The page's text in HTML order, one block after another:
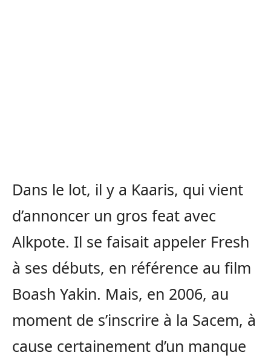
Dans le lot, il y a Kaaris, qui vient
d’annoncer un gros feat avec
Alkpote. Il se faisait appeler Fresh
à ses débuts, en référence au film
Boash Yakin. Mais, en 2006, au
moment de s’inscrire à la Sacem, à
cause certainement d’un manque